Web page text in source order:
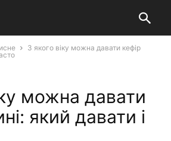
З якого віку можна давати кефір
можна давати
який давати і